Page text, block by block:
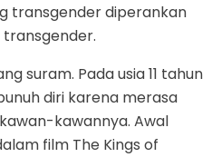
transgender diperankan
transgender.
suram. Pada usia 11 tahun
diri karena merasa
kawannya. Awal
film The Kings of